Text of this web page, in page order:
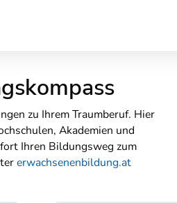
zu Ihrem Traumberuf. Hier
Akademien und
Ihren Bildungsweg zum
erwachsenenbildung.at